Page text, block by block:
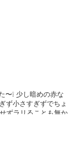
❕ 少し暗めの赤な
ず小さすぎずでちょ
ずラリることも無か